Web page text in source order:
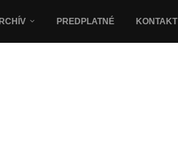
PREDPLATNÉ KONTAKT